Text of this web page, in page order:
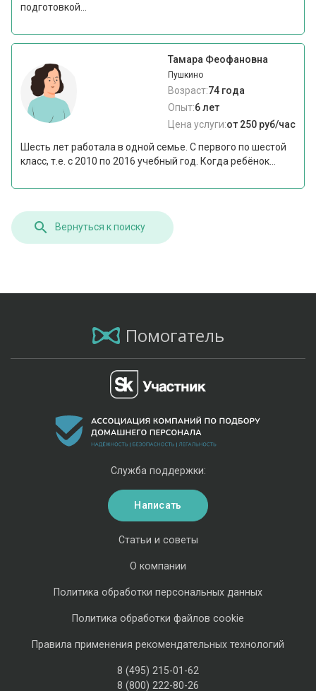
подготовкой...
Тамара Феофановна
Пушкино
Возраст:74 года
Опыт:6 лет
Цена услуги:от 250 руб/час
Шесть лет работала в одной семье. С первого по шестой
класс, т.е. с 2010 по 2016 учебный год. Когда ребёнок...
Вернуться к поиску
Помогатель
Статьи и советы
О компании
Политика обработки персональных данных
Политика обработки файлов cookie
Правила применения рекомендательных технологий
8 (495) 215-01-62
8 (800) 222-80-26
Служба поддержки:
Написать